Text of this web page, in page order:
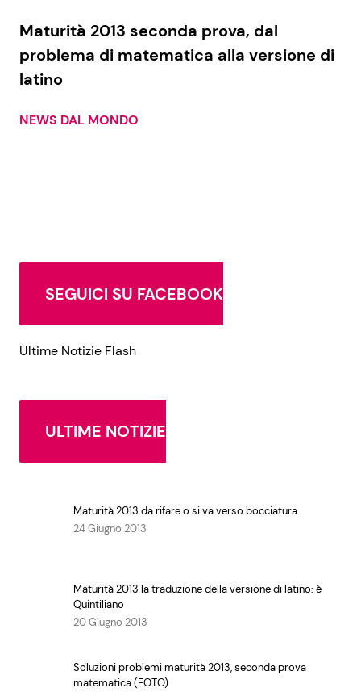
Maturità 2013 seconda prova, dal
problema di matematica alla versione di
latino
NEWS DAL MONDO
SEGUICI SU FACEBOOK
Ultime Notizie Flash
ULTIME NOTIZIE
Maturità 2013 da rifare o si va verso bocciatura
24 Giugno 2013
Maturità 2013 la traduzione della versione di latino: è
Quintiliano
20 Giugno 2013
Soluzioni problemi maturità 2013, seconda prova
matematica (FOTO)